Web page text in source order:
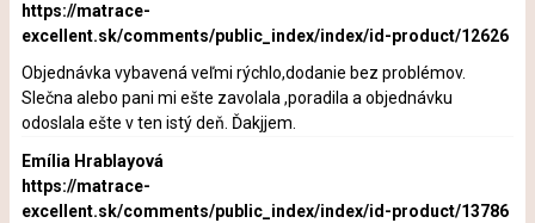
https://matrace-
excellent.sk/comments/public_index/index/id-product/12626
Objednávka vybavená veľmi rýchlo,dodanie bez problémov.
Slečna alebo pani mi ešte zavolala ,poradila a objednávku
odoslala ešte v ten istý deň. Ďakjjem.
Emília Hrablayová
https://matrace-
excellent.sk/comments/public_index/index/id-product/13786